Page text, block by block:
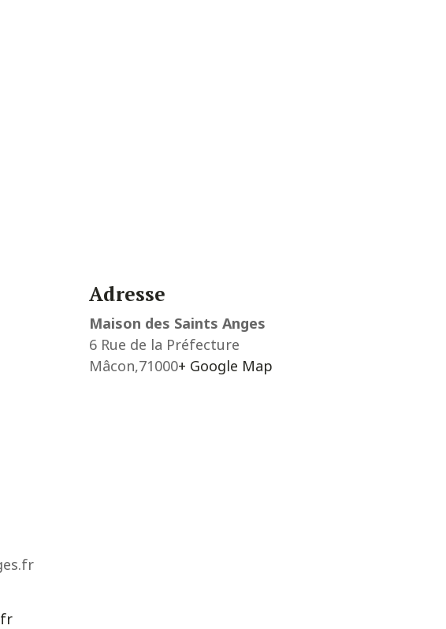
Adresse
Maison des Saints Anges
6 Rue de la Préfecture
Mâcon,71000+ Google Map